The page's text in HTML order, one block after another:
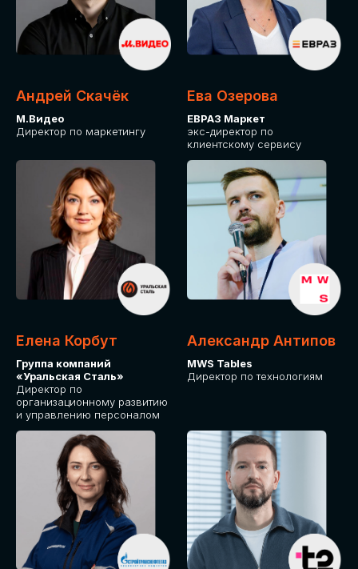
Андрей Скачёк
М.Видео
Директор по маркетингу
Ева Озерова
ЕВРАЗ Маркет
экс-директор по
клиентскому сервису
Елена Корбут
Группа компаний
«Уральская Сталь»
Директор по
организационному развитию
и управлению персоналом
Александр Антипов
MWS Tables
Директор по технологиям
Приглашаем стать спикером GLOBAL
TECH FORUM и поделиться своим
опытом и экспертизой. Будем рады
сотрудничеству!
СТАТЬ
СПИКЕРОМ
IT Solutions for Business